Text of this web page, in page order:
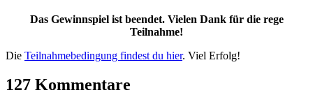
Das Gewinnspiel ist beendet. Vielen Dank für die rege
Teilnahme!
Die Teilnahmebedingung findest du hier. Viel Erfolg!
127 Kommentare